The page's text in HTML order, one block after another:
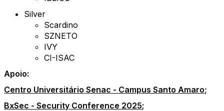
Silver
Scardino
SZNETO
IVY
CI-ISAC
Apoio:
Centro Universitário Senac - Campus Santo Amaro;
BxSec - Security Conference 2025;